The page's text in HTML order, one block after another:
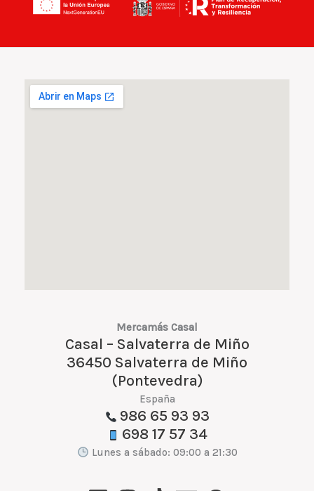
Mercamás Casal
Casal – Salvaterra de Miño
36450 Salvaterra de Miño
(Pontevedra)
España
986 65 93 93
698 17 57 34
Lunes a sábado: 09:00 a 21:30